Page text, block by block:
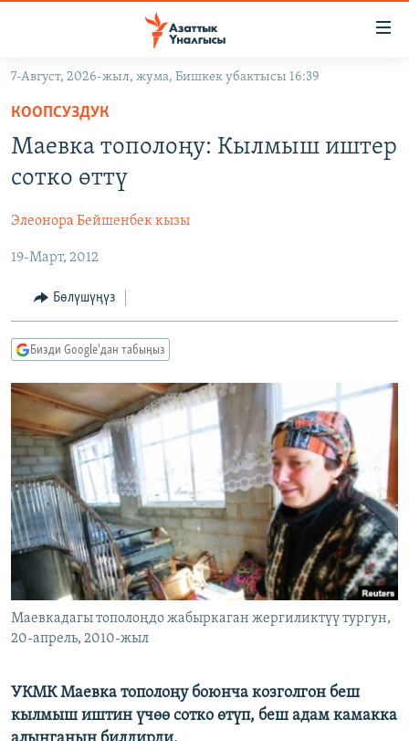
Навигацияга
өтүңүз
Издөөгө
салыңыз
ЭКОНОМИКА
МАДАНИЯТ
БОРБОР АЗИЯ
АТАЙЫН ИЛИКТӨӨ
ТВ ПРОГРАММАЛАР
БҮГҮН АЗАТТЫКТА
БИЗ ЖАНА ДҮЙНӨ
ДАНИСТЕ
ЭЖЕ-СИҢДИЛЕР
АЗАТТЫК+
ЫҢГАЙСЫЗ СУРООЛОР
ПОДКАСТ
ӨЗГӨЧӨ ПИКИР
ОНЛАЙН ШЕРИНЕ
ЭЕ/АРнун бардык сайттары
7-Август, 2026-жыл, жума, Бишкек убактысы 16:39
КООПСУЗДУК
Маевка тополоңу: Кылмыш иштер
сотко өттү
Элеонора Бейшенбек кызы
19-Март, 2012
Бөлүшүңүз
Бизди Google'дан табыңыз
Маевкадагы тополоңдо жабыркаган жергиликтүү тургун,
20-апрель, 2010-жыл
УКМК Маевка тополоңу боюнча козголгон беш
кылмыш иштин үчөө сотко өтүп, беш адам камакка